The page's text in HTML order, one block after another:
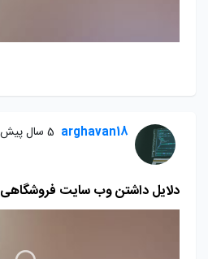
arghavan18 5 سال پیش
دلایل داشتن وب سایت فروشگاهی